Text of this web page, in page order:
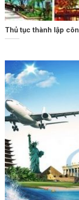
Thủ tục thành lập